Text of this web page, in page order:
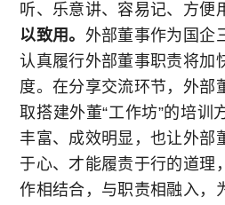
听、乐意讲、容易记、方便
以致用。 外部董事作为国企
认真履行外部董事职责将加
度。在分享交流环节，外部
取搭建外董“工作坊”的培训
丰富、成效明显，也让外部
于心、才能履责于行的道理
作相结合，与职责相融入，